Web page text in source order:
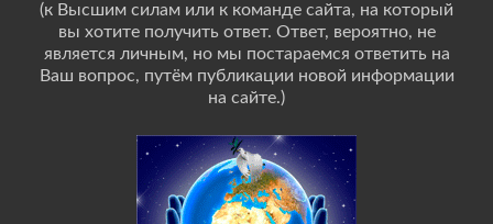
(к Высшим силам или к команде сайта, на который
вы хотите получить ответ. Ответ, вероятно, не
является личным, но мы постараемся ответить на
Ваш вопрос, путём публикации новой информации
на сайте.)